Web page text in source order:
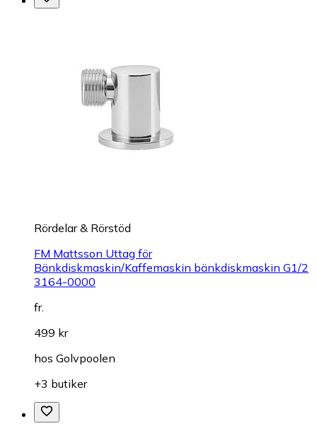
Rördelar & Rörstöd
FM Mattsson Uttag för
Bänkdiskmaskin/Kaffemaskin bänkdiskmaskin G1/2
3164-0000
fr.
499 kr
hos Golvpoolen
+3 butiker